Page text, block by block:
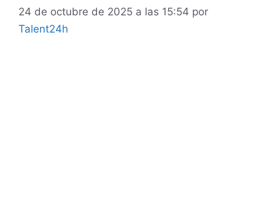
24 de octubre de 2025 a las 15:54 por
Talent24h